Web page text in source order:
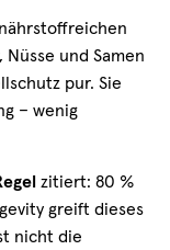
und Samen
pur. Sie
– wenig
zitiert: 80 %
greift dieses
nicht die